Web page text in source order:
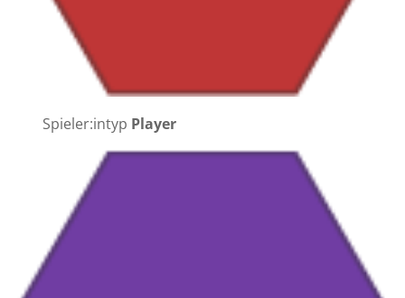
Spieler:intyp Player